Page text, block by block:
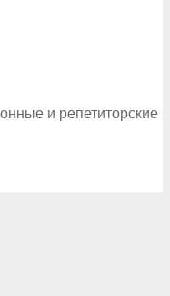
и репетиторские